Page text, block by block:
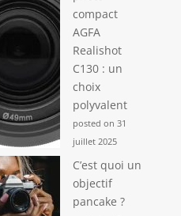
compact
AGFA
Realishot
C130 : un
choix
polyvalent
posted on 31
juillet 2025
C’est quoi un
objectif
pancake ?